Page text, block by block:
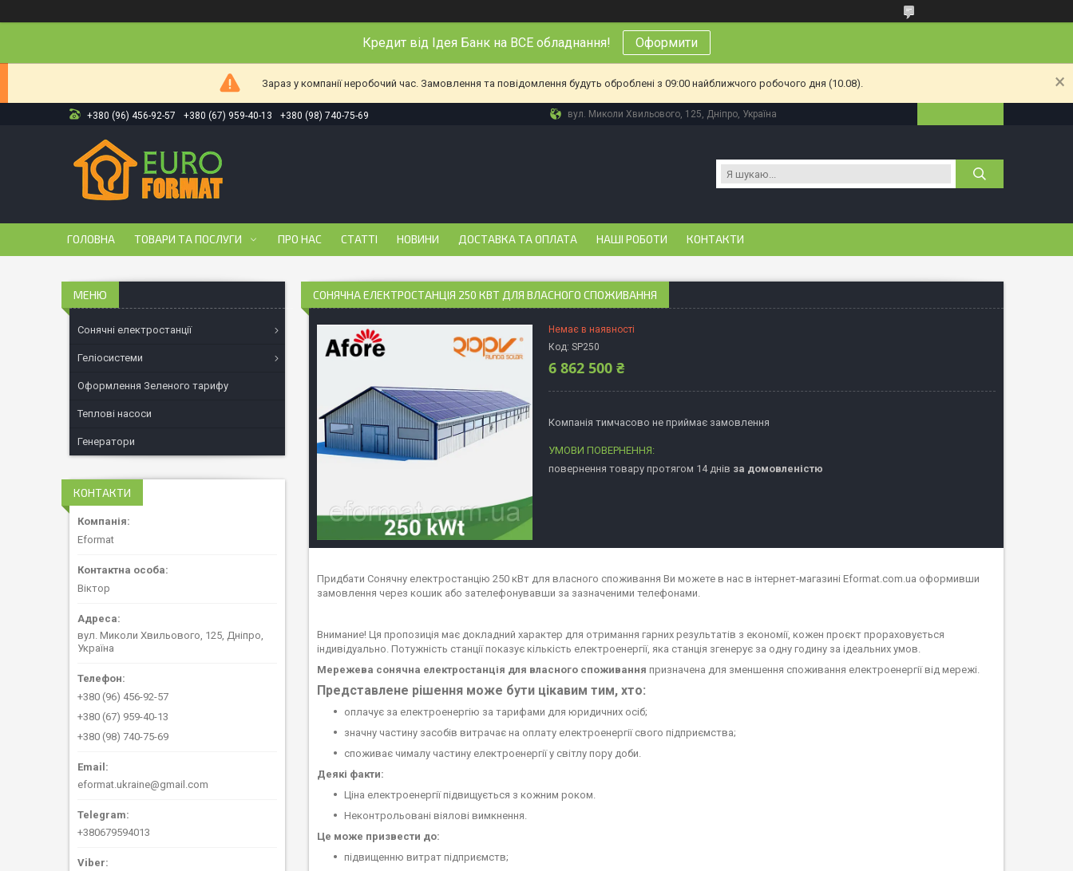
Кредит від Ідея Банк на ВСЕ обладнання! Оформити
Зараз у компанії неробочий час. Замовлення та повідомлення будуть оброблені з 09:00 найближчого робочого дня (10.08).
+380 (96) 456-92-57 +380 (67) 959-40-13 +380 (98) 740-75-69 вул. Миколи Хвильового, 125, Дніпро, Україна
ГОЛОВНА ТОВАРИ ТА ПОСЛУГИ ПРО НАС СТАТТІ НОВИНИ ДОСТАВКА ТА ОПЛАТА НАШІ РОБОТИ КОНТАКТИ
СОНЯЧНА ЕЛЕКТРОСТАНЦІЯ 250 КВТ ДЛЯ ВЛАСНОГО СПОЖИВАННЯ
Немає в наявності
Код: SP250
6 862 500 ₴
Компанія тимчасово не приймає замовлення
повернення товару протягом 14 днів за домовленістю
Придбати Сонячну електростанцію 250 кВт для власного споживання Ви можете в нас в інтернет-магазині Eformat.com.ua оформивши
замовлення через кошик або зателефонувавши за зазначеними телефонами.
Внимание! Ця пропозиція має докладний характер для отримання гарних результатів з економії, кожен проєкт прораховується
індивідуально. Потужність станції показує кількість електроенергії, яка станція згенерує за одну годину за ідеальних умов.
Мережева сонячна електростанція для власного споживання призначена для зменшення споживання електроенергії від мережі.
Представлене рішення може бути цікавим тим, хто:
оплачує за електроенергію за тарифами для юридичних осіб;
значну частину засобів витрачає на оплату електроенергії свого підприємства;
споживає чималу частину електроенергії у світлу пору доби.
Деякі факти:
Ціна електроенергії підвищується з кожним роком.
Неконтрольовані віялові вимкнення.
Це може призвести до:
підвищенню витрат підприємств;
Сонячні електростанції
Геліосистеми
Оформлення Зеленого тарифу
Теплові насоси
Генератори
КОНТАКТИ
Eformat
Віктор
вул. Миколи Хвильового, 125, Дніпро,
Україна
+380 (96) 456-92-57
+380 (67) 959-40-13
+380 (98) 740-75-69
eformat.ukraine@gmail.com
+380679594013